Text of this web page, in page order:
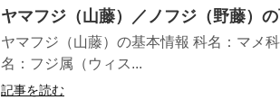
ヤマフジ（山藤）／ノフジ（野藤）
ヤマフジ（山藤）の基本情報 科名：マメ
名：フジ属（ウィス...
記事を読む